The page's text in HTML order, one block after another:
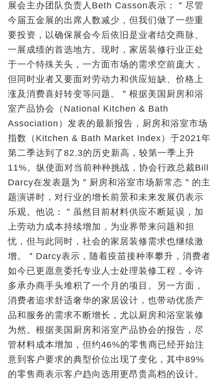
展会主办团队负责人Beth Casson表示：＂尽管
今届五金展的出席人数减少，但我们做了一些重
要投资，以确保展会今后依旧是业者结交商脉、
一展成绩的首选地方。现时，家居装修行业正处
于一个特殊关头，一方面市场的需求空前庞大，
但同时业者又要面对劳动力和供应短缺、价格上
涨及消费喜好转变等问题。＂根据美国厨房和浴
室产品协会（National Kitchen & Bath
Association）发表的最新报告，厨房和浴室市场
指数（Kitchen & Bath Market Index）于2021年
第二季达到了82.3的历史新高，较第一季上升
11%。纵使面对当前种种挑战，协会行政总裁Bill
Darcy在发表题为＂厨房和浴室市场新常态＂的主
题演讲时，对行业的增长前景和未来发展仍表示
乐观。他说：＂虽然目前材料供应不断延误，加
上劳动力成本持续增加，为业界带来问题和担
忧，但与此同时，社会的家居装修需求也继续激
增。＂Darcy表示，随着疫苗接种率攀升，消费者
如今已更愿意委托专业人士处理装修工程，令许
多承办商手头堆积了一个月的项目。另一方面，
消费者追求舒适奢华的家居设计，也带动优质产
品和服务的需求不断增长，尤以厨房和浴室装修
为然。根据美国厨房和浴室产品协会的报告，尽
管材料成本增加，但约46%的零售商已经开始注
意到客户要求的典型价位出现了变化，其中89%
的零售商表示客户趋向选用更昂贵高档的设计。